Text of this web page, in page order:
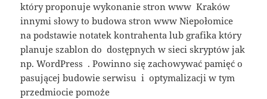
który proponuje wykonanie stron www Kraków
innymi słowy to budowa stron www Niepołomice
na podstawie notatek kontrahenta lub grafika który
planuje szablon do dostępnych w sieci skryptów jak
np. WordPress . Powinno się zachowywać pamięć o
pasującej budowie serwisu i optymalizacji w tym
przedmiocie pomoże